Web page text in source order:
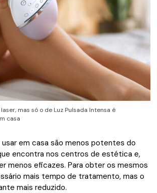
mas só o de Luz Pulsada Intensa é
casa
usar em casa são menos potentes do
encontra nos centros de estética e,
menos eficazes. Para obter os mesmos
mais tempo de tratamento, mas o
mais reduzido.